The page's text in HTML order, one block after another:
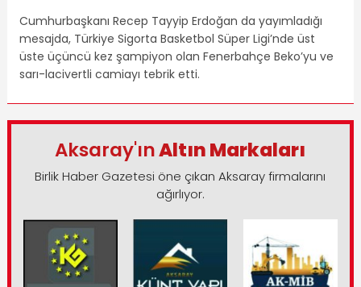
Cumhurbaşkanı Recep Tayyip Erdoğan da yayımladığı
mesajda, Türkiye Sigorta Basketbol Süper Ligi’nde üst
üste üçüncü kez şampiyon olan Fenerbahçe Beko’yu ve
sarı-lacivertli camiayı tebrik etti.
Aksaray'ınAltın Markaları
Birlik Haber Gazetesi öne çıkan Aksaray firmalarını
ağırlıyor.